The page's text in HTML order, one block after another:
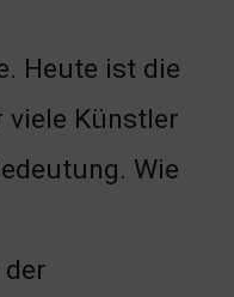
Heute ist die
Künstler
Wie